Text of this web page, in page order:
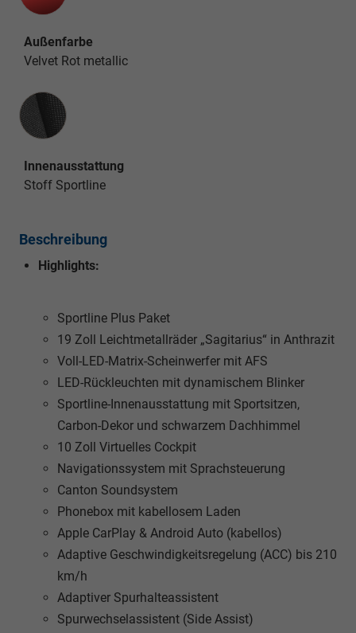
Außenfarbe
Velvet Rot metallic
Innenausstattung
Innenausstattung
Stoff Sportline
Beschreibung
Highlights:
Sportline Plus Paket
19 Zoll Leichtmetallräder „Sagitarius“ in Anthrazit
Voll-LED-Matrix-Scheinwerfer mit AFS
LED-Rückleuchten mit dynamischem Blinker
Sportline-Innenausstattung mit Sportsitzen,
Carbon-Dekor und schwarzem Dachhimmel
10 Zoll Virtuelles Cockpit
Navigationssystem mit Sprachsteuerung
Canton Soundsystem
Phonebox mit kabellosem Laden
Apple CarPlay & Android Auto (kabellos)
Adaptive Geschwindigkeitsregelung (ACC) bis 210
km/h
Adaptiver Spurhalteassistent
Spurwechselassistent (Side Assist)